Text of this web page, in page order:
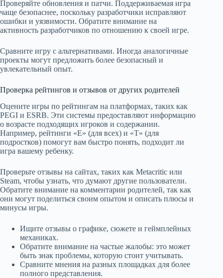
Проверяйте обновления и патчи. Поддерживаемая игра
чаще безопаснее, поскольку разработчики исправляют
ошибки и уязвимости. Обратите внимание на
активность разработчиков по отношению к своей игре.
Сравните игру с альтернативами. Иногда аналогичные
проекты могут предложить более безопасный и
увлекательный опыт.
Проверка рейтингов и отзывов от других родителей
Оцените игры по рейтингам на платформах, таких как
PEGI и ESRB. Эти системы предоставляют информацию
о возрасте подходящих игроков и содержании.
Например, рейтинги «E» (для всех) и «T» (для
подростков) помогут вам быстро понять, подходит ли
игра вашему ребенку.
Проверьте отзывы на сайтах, таких как Metacritic или
Steam, чтобы узнать, что думают другие пользователи.
Обратите внимание на комментарии родителей, так как
они могут поделиться своим опытом и описать плюсы и
минусы игры.
Ищите отзывы о графике, сюжете и геймплейных
механиках.
Обратите внимание на частые жалобы: это может
быть знак проблемы, которую стоит учитывать.
Сравните мнения на разных площадках для более
полного представления.